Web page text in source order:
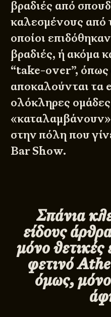
βραδιές από
καλεσμένους από
οποίοι
βραδιές, ή ακόμα
“take-over”, όπως
αποκαλούνται τα
ολόκληρες
στην πόλη που
Bar Show.
Σπάνια
είδους
μόνο
φετινό
όμως, μόνο